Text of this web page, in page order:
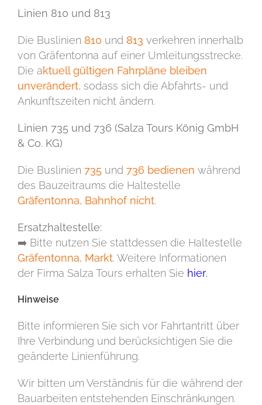
Linien 810 und 813
Die Buslinien 810 und 813 verkehren innerhalb
von Gräfentonna auf einer Umleitungsstrecke.
Die aktuell gültigen Fahrpläne bleiben
unverändert, sodass sich die Abfahrts- und
Ankunftszeiten nicht ändern.
Linien 735 und 736 (Salza Tours König GmbH
& Co. KG)
Die Buslinien 735 und 736 bedienen während
des Bauzeitraums die Haltestelle
Gräfentonna, Bahnhof nicht.
Ersatzhaltestelle:
➡️ Bitte nutzen Sie stattdessen die Haltestelle
Gräfentonna, Markt. Weitere Informationen
der Firma Salza Tours erhalten Sie hier.
Hinweise
Bitte informieren Sie sich vor Fahrtantritt über
Ihre Verbindung und berücksichtigen Sie die
geänderte Linienführung.
Wir bitten um Verständnis für die während der
Bauarbeiten entstehenden Einschränkungen.